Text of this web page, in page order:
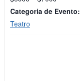
Categoría de Evento:
Teatro